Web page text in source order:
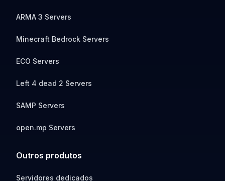
ARMA 3 Servers
Minecraft Bedrock Servers
ECO Servers
Left 4 dead 2 Servers
SAMP Servers
open.mp Servers
Outros produtos
Servidores dedicados